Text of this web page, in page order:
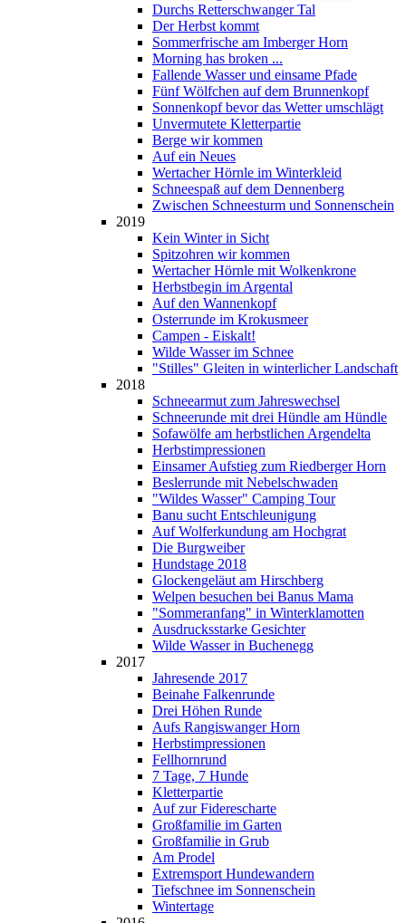
Durchs Retterschwanger Tal
Der Herbst kommt
Sommerfrische am Imberger Horn
Morning has broken ...
Fallende Wasser und einsame Pfade
Fünf Wölfchen auf dem Brunnenkopf
Sonnenkopf bevor das Wetter umschlägt
Unvermutete Kletterpartie
Berge wir kommen
Auf ein Neues
Wertacher Hörnle im Winterkleid
Schneespaß auf dem Dennenberg
Zwischen Schneesturm und Sonnenschein
2019
Kein Winter in Sicht
Spitzohren wir kommen
Wertacher Hörnle mit Wolkenkrone
Herbstbegin im Argental
Auf den Wannenkopf
Osterrunde im Krokusmeer
Campen - Eiskalt!
Wilde Wasser im Schnee
"Stilles" Gleiten in winterlicher Landschaft
2018
Schneearmut zum Jahreswechsel
Schneerunde mit drei Hündle am Hündle
Sofawölfe am herbstlichen Argendelta
Herbstimpressionen
Einsamer Aufstieg zum Riedberger Horn
Beslerrunde mit Nebelschwaden
"Wildes Wasser" Camping Tour
Banu sucht Entschleunigung
Auf Wolferkundung am Hochgrat
Die Burgweiber
Hundstage 2018
Glockengeläut am Hirschberg
Welpen besuchen bei Banus Mama
"Sommeranfang" in Winterklamotten
Ausdrucksstarke Gesichter
Wilde Wasser in Buchenegg
2017
Jahresende 2017
Beinahe Falkenrunde
Drei Höhen Runde
Aufs Rangiswanger Horn
Herbstimpressionen
Fellhornrund
7 Tage, 7 Hunde
Kletterpartie
Auf zur Fiderescharte
Großfamilie im Garten
Großfamilie in Grub
Am Prodel
Extremsport Hundewandern
Tiefschnee im Sonnenschein
Wintertage